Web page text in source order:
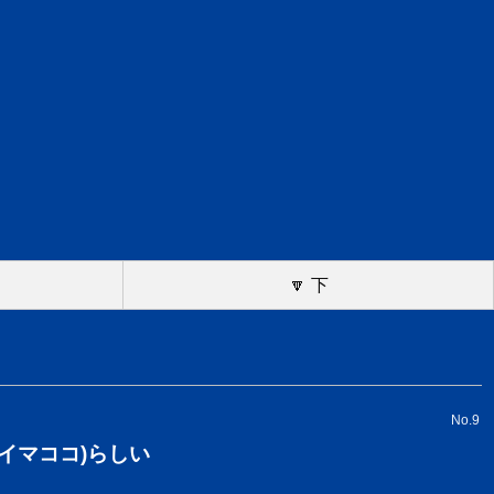
🔽 下
No.9
マココ)らしい